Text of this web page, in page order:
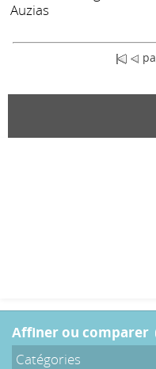
Auzias
affiner ou comparer
Catégories